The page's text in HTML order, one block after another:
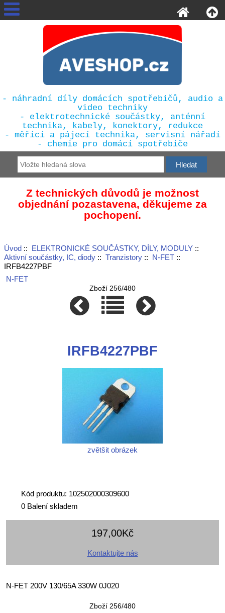
- náhradní díly domácích spotřebičů, audio a
video techniky
- elektrotechnické součástky, anténní
technika, kabely, konektory, redukce
- měřící a pájecí technika, servisní nářadí
- chemie pro domácí spotřebiče
Z technických důvodů je možnost
objednání pozastavena, děkujeme za
pochopení.
Úvod:: ELEKTRONICKÉ SOUČÁSTKY, DÍLY, MODULY::
Aktivní součástky, IC, diody:: Tranzistory:: N-FET::
IRFB4227PBF
N-FET
Zboží 256/480
IRFB4227PBF
zvětšit obrázek
Kód produktu: 102502000309600
0 Balení skladem
197,00Kč
Kontaktujte nás
N-FET 200V 130/65A 330W 0J020
Zboží 256/480